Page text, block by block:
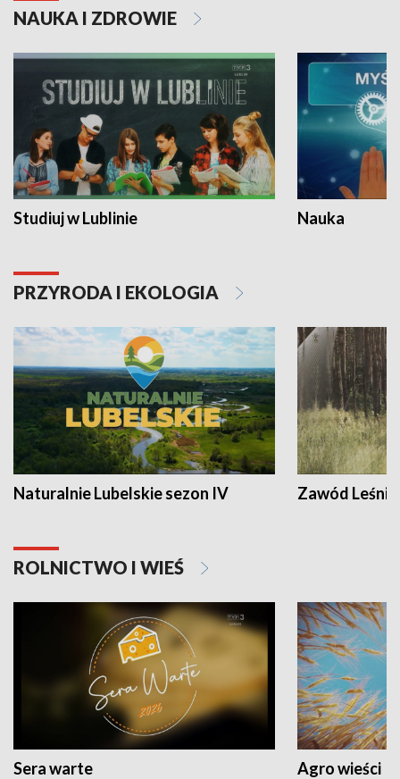
NAUKA I ZDROWIE
Studiuj w Lublinie Nauka
PRZYRODA I EKOLOGIA
Naturalnie Lubelskie sezon IV Zawód Leśnik
ROLNICTWO I WIEŚ
Sera warte Agro wieści